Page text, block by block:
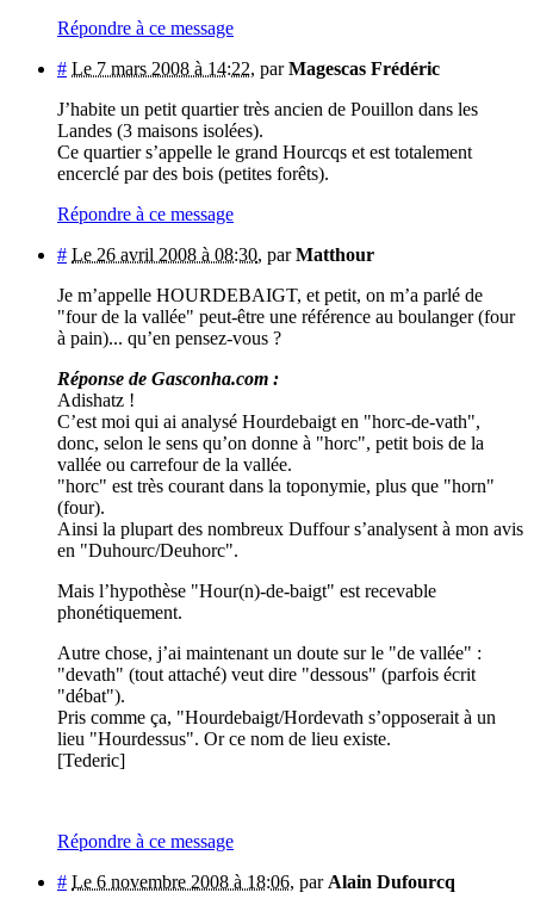
Répondre à ce message
# Le 7 mars 2008 à 14:22, parMagescas Frédéric
J’habite un petit quartier très ancien de Pouillon dans les
Landes (3 maisons isolées).
Ce quartier s’appelle le grand Hourcqs et est totalement
encerclé par des bois (petites forêts).
Répondre à ce message
# Le 26 avril 2008 à 08:30, parMatthour
Je m’appelle HOURDEBAIGT, et petit, on m’a parlé de
"four de la vallée" peut-être une référence au boulanger (four
à pain)... qu’en pensez-vous ?
Réponse de Gasconha.com :
Adishatz !
C’est moi qui ai analysé Hourdebaigt en "horc-de-vath",
donc, selon le sens qu’on donne à "horc", petit bois de la
vallée ou carrefour de la vallée.
"horc" est très courant dans la toponymie, plus que "horn"
(four).
Ainsi la plupart des nombreux Duffour s’analysent à mon avis
en "Duhourc/Deuhorc".
Mais l’hypothèse "Hour(n)-de-baigt" est recevable
phonétiquement.
Autre chose, j’ai maintenant un doute sur le "de vallée" :
"devath" (tout attaché) veut dire "dessous" (parfois écrit
"débat").
Pris comme ça, "Hourdebaigt/Hordevath s’opposerait à un
lieu "Hourdessus". Or ce nom de lieu existe.
[Tederic]
Répondre à ce message
# Le 6 novembre 2008 à 18:06, par Alain Dufourcq